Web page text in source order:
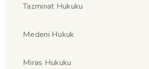
Tazminat Hukuku
Medeni Hukuk
Miras Hukuku